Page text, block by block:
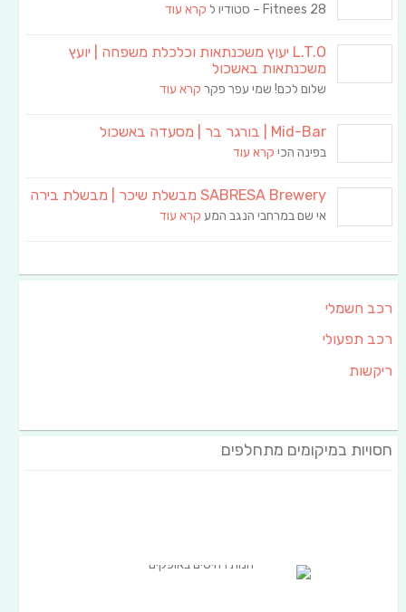
Fitnees 28 – סטודיו ל קרא עוד
L.T.O יעוץ משכנתאות וכלכלת משפחה | יועץ
משכנתאות באשכול
שלום לכם! שמי עפר פקר קרא עוד
Mid-Bar | בורגר בר | מסעדה באשכול
בפינה הכי קרא עוד
SABRESA Brewery מבשלת שיכר | מבשלת בירה
אי שם במרחבי הנגב המע קרא עוד
רכב חשמלי
רכב תפעולי
ריקשות
חסויות במיקומים מתחלפים